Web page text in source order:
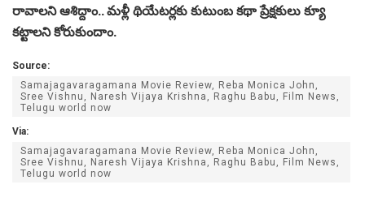
రావాల‌ని ఆశిద్దాం.. మ‌ళ్లీ థియేట‌ర్ల‌కు కుటుంబ క‌థా ప్రేక్ష‌కులు క్యూ
క‌ట్టాల‌ని కోరుకుందాం.
Source:
Samajagavaragamana Movie Review, Reba Monica John,
Sree Vishnu, Naresh Vijaya Krishna, Raghu Babu, Film News,
Telugu world now
Via:
Samajagavaragamana Movie Review, Reba Monica John,
Sree Vishnu, Naresh Vijaya Krishna, Raghu Babu, Film News,
Telugu world now